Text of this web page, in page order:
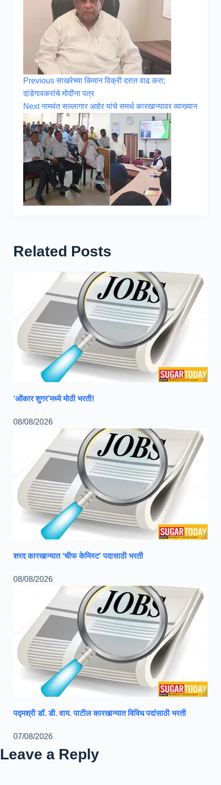
Previousसाखरेच्या किमान विक्री दरात वाढ करा;
दांडेगावकरांचे मोदींना पत्र
Nextनामवंत सल्लागार आहेर यांचे समर्थ कारखान्यावर व्याख्यान
Related Posts
‘ओंकार शुगर’मध्ये मोठी भरती!
08/08/2026
शरद कारखान्यात ‘चीफ केमिस्ट’ पदासाठी भरती
08/08/2026
पद्मश्री डॉ. डी. वाय. पाटील कारखान्यात विविध पदांसाठी भरती
07/08/2026
Leave a Reply